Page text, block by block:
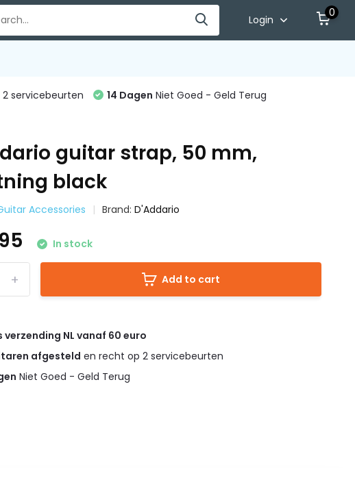
Login
0
servicebeurten 14 Dagen Niet Goed - Geld Terug
guitar strap, 50 mm,
black
Accessories Brand:D'Addario
In stock
+ Add to cart
verzending NL vanaf 60 euro
afgesteld en recht op 2 servicebeurten
Niet Goed - Geld Terug